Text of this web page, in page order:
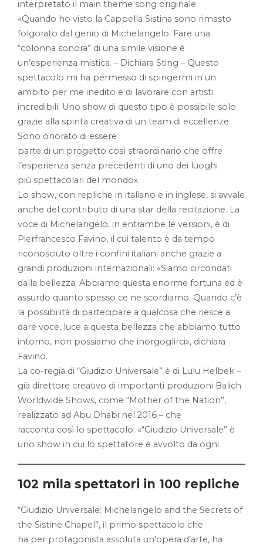
interpretato il main theme song originale:
«Quando ho visto la Cappella Sistina sono rimasto
folgorato dal genio di Michelangelo. Fare una
“colonna sonora” di una simile visione è
un’esperienza mistica. – Dichiara Sting – Questo
spettacolo mi ha permesso di spingermi in un
ambito per me inedito e di lavorare con artisti
incredibili. Uno show di questo tipo è possibile solo
grazie alla spinta creativa di un team di eccellenze.
Sono onorato di essere
parte di un progetto così straordinario che offre
l’esperienza senza precedenti di uno dei luoghi
più spettacolari del mondo».
Lo show, con repliche in italiano e in inglese, si avvale
anche del contributo di una star della recitazione. La
voce di Michelangelo, in entrambe le versioni, è di
Pierfrancesco Favino, il cui talento è da tempo
riconosciuto oltre i confini italiani anche grazie a
grandi produzioni internazionali: «Siamo circondati
dalla bellezza. Abbiamo questa enorme fortuna ed è
assurdo quanto spesso ce ne scordiamo. Quando c’è
la possibilità di partecipare a qualcosa che riesce a
dare voce, luce a questa bellezza che abbiamo tutto
intorno, non possiamo che inorgoglirci», dichiara
Favino.
La co-regia di “Giudizio Universale” è di Lulu Helbek –
già direttore creativo di importanti produzioni Balich
Worldwide Shows, come “Mother of the Nation”,
realizzato ad Abu Dhabi nel 2016 – che
racconta così lo spettacolo: «“Giudizio Universale” è
uno show in cui lo spettatore è avvolto da ogni
102 mila spettatori in 100 repliche
“Giudizio Universale: Michelangelo and the Secrets of
the Sistine Chapel”, il primo spettacolo che
ha per protagonista assoluta un’opera d’arte, ha